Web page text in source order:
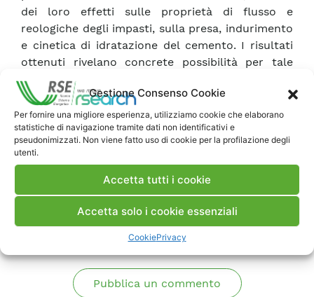
Gestione Consenso Cookie
Per fornire una migliore esperienza, utilizziamo cookie che elaborano
statistiche di navigazione tramite dati non identificativi e
pseudonimizzati. Non viene fatto uso di cookie per la profilazione degli
utenti.
Accetta tutti i cookie
Accetta solo i cookie essenziali
CookiePrivacy
dei loro effetti sulle proprietà di flusso e
reologiche degli impasti, sulla presa, indurimento
e cinetica di idratazione del cemento. I risultati
ottenuti rivelano concrete possibilità per tale
tipo di riutilizzo delle ceneri da biomassa, anche
se necessitano di ulteriori conferme, su un arco
temporale più ampio e su altre tipologie di prove
tecnologiche/ambientali.
Scarica Rapporto
Commenti
Pubblica un commento